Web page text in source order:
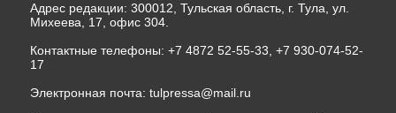
Адрес редакции: 300012, Тульская область, г. Тула, ул.
Михеева, 17, офис 304.
Контактные телефоны: +7 4872 52-55-33, +7 930-074-52-
17
Электронная почта: tulpressa@mail.ru